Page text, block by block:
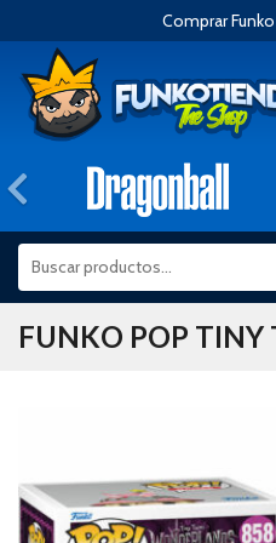
Comprar
Anterior
FUNKO POP TINY